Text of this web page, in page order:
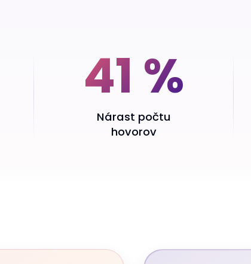
41 %
Nárast počtu
hovorov